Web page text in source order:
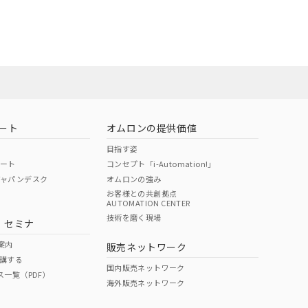
O O
ト
ト
パンデスク
セミナ
内
する
覧（PDF）
オムロンの提供価値
目指す姿
コンセプト「i-Automation!」
オムロンの強み
お客様との共創拠点
AUTOMATION CENTER
技術を磨く現場
販売ネットワーク
国内販売ネットワーク
海外販売ネットワーク